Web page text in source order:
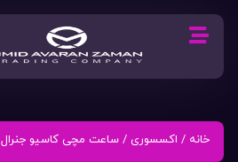
خانه / اکسسوری / ساعت مچی کاسیو جنرال W-215H-4AVDF